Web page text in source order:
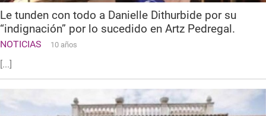
Le tunden con todo a Danielle Dithurbide por su
“indignación” por lo sucedido en Artz Pedregal.
NOTICIAS 10 años
[...]